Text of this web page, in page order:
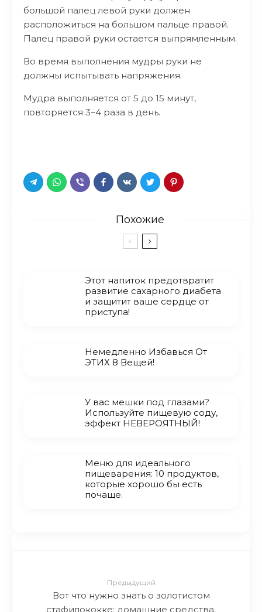
большой палец левой руки должен
расположиться на большом пальце правой.
Палец правой руки остается выпрямленным.
Во время выполнения мудры руки не
должны испытывать напряжения.
Мудра выполняется от 5 до 15 минут,
повторяется 3–4 раза в день.
Похожие
Этот напиток предотвратит
развитие сахарного диабета
и защитит ваше сердце от
приступа!
Немедленно Избавься От
ЭТИХ 8 Вещей!
У вас мешки под глазами?
Используйте пищевую соду,
эффект НЕВЕРОЯТНЫЙ!
Меню для идеального
пищеварения: 10 продуктов,
которые хорошо бы есть
почаще.
Предыдущий
Вот что нужно знать о золотистом
стафилококке: домашние средства,